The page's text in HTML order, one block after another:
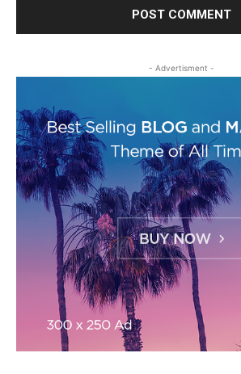
- Advertisment -